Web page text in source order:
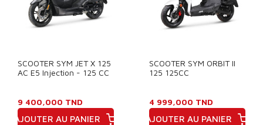
SCOOTER SYM JET X 125
AC E5 Injection - 125 CC
9 400,000 TND
AJOUTER AU PANIER
SCOOTER SYM ORBIT II
125 125CC
4 999,000 TND
AJOUTER AU PANIER